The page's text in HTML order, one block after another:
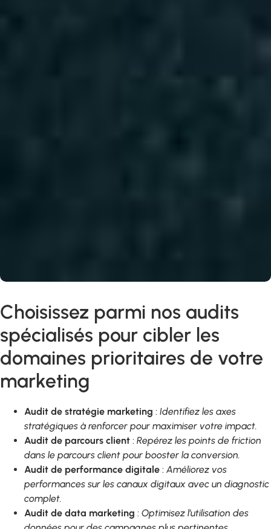
Choisissez parmi nos audits
spécialisés pour cibler les
domaines prioritaires de votre
marketing
Audit de stratégie marketing : Identifiez les axes
stratégiques à renforcer pour maximiser votre impact.
Audit de parcours client : Repérez les points de friction
dans le parcours client pour booster la conversion.
Audit de performance digitale : Améliorez vos
performances sur les canaux digitaux avec un diagnostic
complet.
Audit de data marketing : Optimisez l’utilisation des